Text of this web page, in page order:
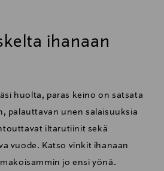
ihanaan
huolta, paras keino on satsata
palauttavan unen salaisuuksia
iltarutiinit sekä
vuode. Katso vinkit ihanaan
jo ensi yönä.